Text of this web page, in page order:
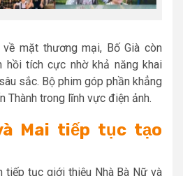
về mặt thương mại, Bố Già còn
hồi tích cực nhờ khả năng khai
sắc. Bộ phim góp phần khẳng
Thành trong lĩnh vực điện ảnh.
Mai tiếp tục tạo
tiếp tục giới thiệu Nhà Bà Nữ và